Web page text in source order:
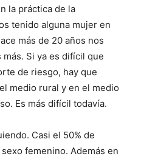
la práctica de la
tenido alguna mujer en
más de 20 años nos
Si ya es difícil que
de riesgo, hay que
medio rural y en el medio
Es más difícil todavía.
Casi el 50% de
femenino. Además en